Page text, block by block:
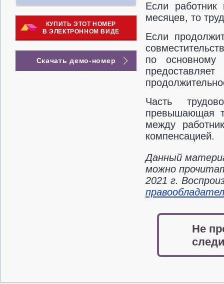
КУПИТЬ ЭТОТ НОМЕР
В ЭЛЕКТРОННОМ ВИДЕ
Скачать демо-номер
Если работник
месяцев, то
Если
по основному
Часть
превышающая
между
компенсацией.
Данный
можно
2021 г.
Не